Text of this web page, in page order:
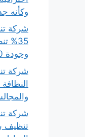
وكأنه
شركة
35%
وجودة 100% اتصل الان
شركة